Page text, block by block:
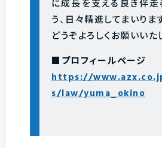
に成長を支える良き伴
う、日々精進してまいりま
どうぞよろしくお願いいた
■プロフィールページ
https://
s/law/yuma_okino